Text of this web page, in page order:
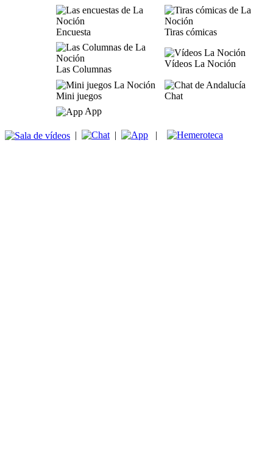
Encuesta Tiras cómicas
Las Columnas
Vídeos La Noción
Mini juegos
Chat
App
| | |